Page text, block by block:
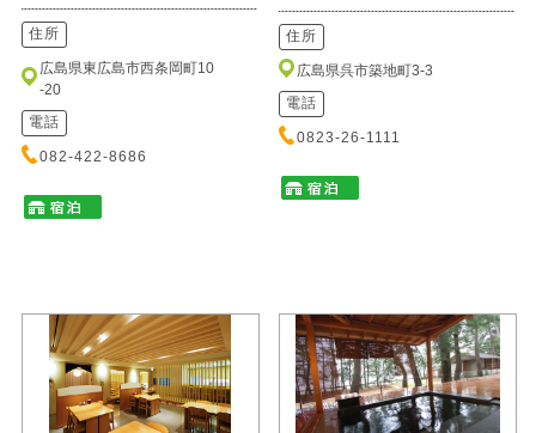
住所
広島県東広島市西条岡町10
-20
電話
082-422-8686
住所
広島県呉市築地町3-3
電話
0823-26-1111